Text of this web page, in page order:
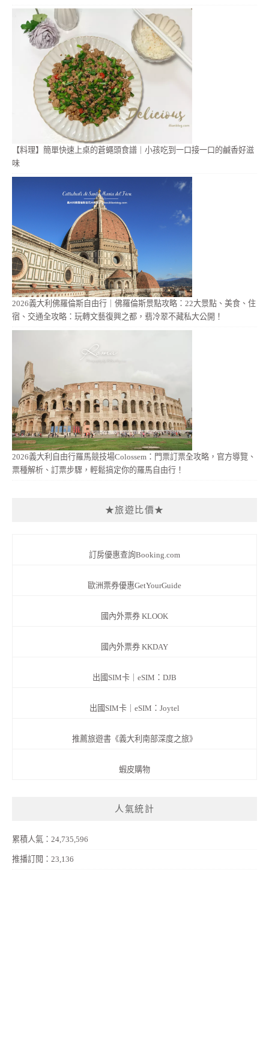
【料理】簡單快速上桌的蒼蠅頭食譜｜小孩吃到一口接一口的鹹香好滋
味
2026義大利佛羅倫斯自由行｜佛羅倫斯景點攻略：22大景點、美食、住
宿、交通全攻略：玩轉文藝復興之都，翡冷翠不藏私大公開！
2026義大利自由行羅馬競技場Colossem：門票訂票全攻略，官方導覽、
票種解析、訂票步驟，輕鬆搞定你的羅馬自由行！
★旅遊比價★
訂房優惠查詢Booking.com
歐洲票券優惠GetYourGuide
國內外票券 KLOOK
國內外票券 KKDAY
出國SIM卡｜eSIM：DJB
出國SIM卡｜eSIM：Joytel
推薦旅遊書《義大利南部深度之旅》
蝦皮購物
人氣統計
累積人氣：24,735,596
推播訂閱：23,136